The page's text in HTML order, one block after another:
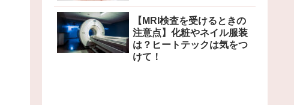
【MRI検査を受けるときの
注意点】化粧やネイル服装
は？ヒートテックは気をつ
けて！